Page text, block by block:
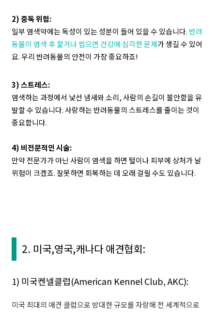
2) 중독 위험:
일부 염색약에는 독성이 있는 성분이 들어 있을 수 있습니다. 반려
동물이 염색 후 핥거나 씹으면 건강에 심각한 문제가 생길 수 있어
요. 우리 반려동물의 안전이 가장 중요하죠!
3) 스트레스:
염색하는 과정에서 낯선 냄새와 소리, 사람의 손길이 불안함을 유
발할 수 있습니다. 사랑하는 반려동물의 스트레스를 줄이는 것이
중요합니다.
4) 비전문적인 시술:
만약 전문가가 아닌 사람이 염색을 하면 털이나 피부에 상처가 날
위험이 크겠죠. 잘못하면 회복하는 데 오래 걸릴 수도 있습니다.
2. 미국,영국,캐나다 애견협회:
1) 미국켄넬클럽(American Kennel Club, AKC):
미국 최대의 애견 클럽으로 방대한 규모를 자랑해 전 세계적으로